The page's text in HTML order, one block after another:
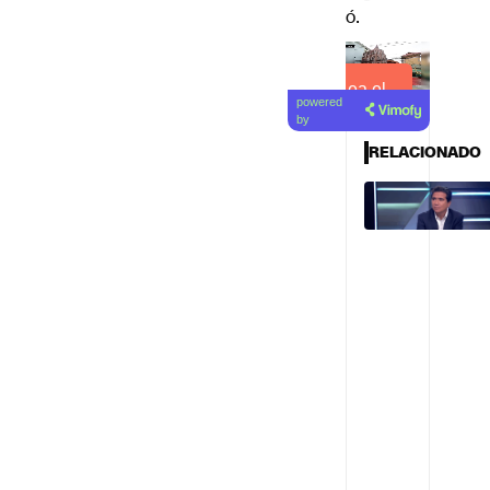
ó.
Lea el
artículo
powered
by
RELACIONADO